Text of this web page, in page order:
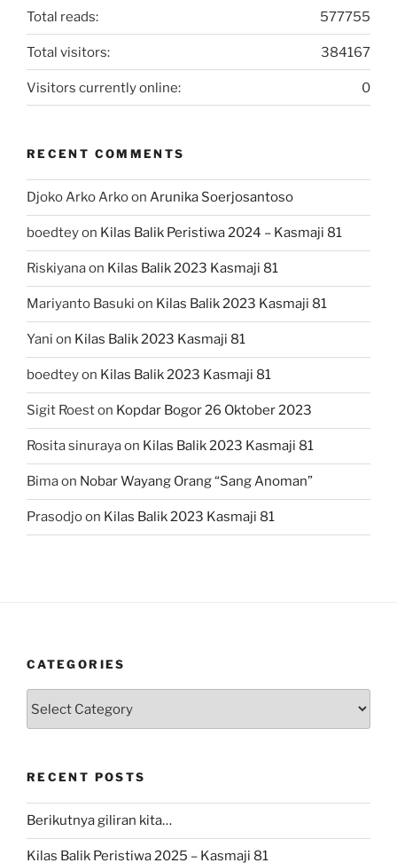
577755
Total reads:
384167
Total visitors:
0
Visitors currently online:
RECENT COMMENTS
Djoko Arko Arkoon Arunika Soerjosantoso
boedteyon Kilas Balik Peristiwa 2024 – Kasmaji 81
Riskiyanaon Kilas Balik 2023 Kasmaji 81
Mariyanto Basuki on Kilas Balik 2023 Kasmaji 81
Yani on Kilas Balik 2023 Kasmaji 81
boedteyon Kilas Balik 2023 Kasmaji 81
Sigit Roeston Kopdar Bogor 26 Oktober 2023
Rosita sinurayaon Kilas Balik 2023 Kasmaji 81
Bimaon Nobar Wayang Orang “Sang Anoman”
Prasodjoon Kilas Balik 2023 Kasmaji 81
CATEGORIES
RECENT POSTS
Berikutnya giliran kita…
Kilas Balik Peristiwa 2025 – Kasmaji 81